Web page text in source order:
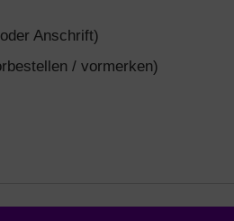
Anschrift)
/ vormerken)